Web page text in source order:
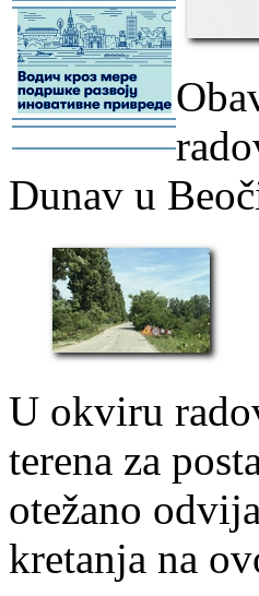
-
-
Dunav u
U okviru
terena za
otežano
kretanja na